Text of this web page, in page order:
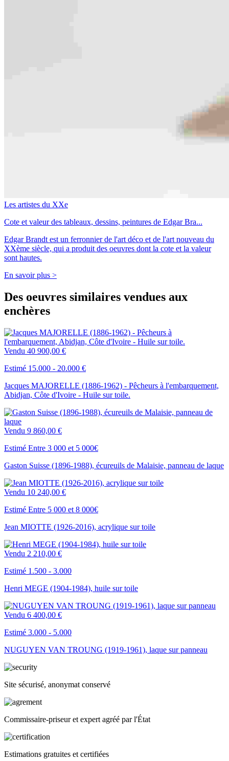
Les artistes du XXe
Cote et valeur des tableaux, dessins, peintures de Edgar Bra...
Edgar Brandt est un ferronnier de l'art déco et de l'art nouveau du
XXème siècle, qui a produit des oeuvres dont la cote et la valeur
sont hautes.
En savoir plus >
Des oeuvres similaires vendues aux
enchères
Vendu 40 900,00 €
Estimé 15.000 - 20.000 €
Jacques MAJORELLE (1886-1962) - Pêcheurs à l'embarquement,
Abidjan, Côte d'Ivoire - Huile sur toile.
Vendu 9 860,00 €
Estimé Entre 3 000 et 5 000€
Gaston Suisse (1896-1988), écureuils de Malaisie, panneau de laque
Vendu 10 240,00 €
Estimé Entre 5 000 et 8 000€
Jean MIOTTE (1926-2016), acrylique sur toile
Vendu 2 210,00 €
Estimé 1.500 - 3.000
Henri MEGE (1904-1984), huile sur toile
Vendu 6 400,00 €
Estimé 3.000 - 5.000
NUGUYEN VAN TROUNG (1919-1961), laque sur panneau
Site sécurisé, anonymat conservé
Commissaire-priseur et expert agréé par l'État
Estimations gratuites et certifiées